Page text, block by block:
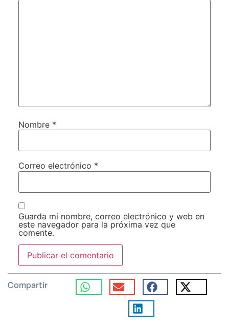
Nombre *
Correo electrónico *
Guarda mi nombre, correo electrónico y web en
este navegador para la próxima vez que
comente.
Compartir